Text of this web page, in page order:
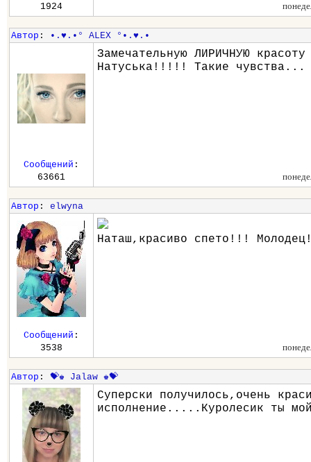
1924
Автор : •.♥.•° ALEX °•.♥.•
Замечательную ЛИРИЧНУЮ
Натуська!!!!! Такие
Сообщений :
63661
Автор : elwyna
Наташ,красиво спето!!!
Сообщений :
3538
Автор : 💝♚ Jalaw ♚💝
Суперски получилось,очень
исполнение.....Куролесик ты